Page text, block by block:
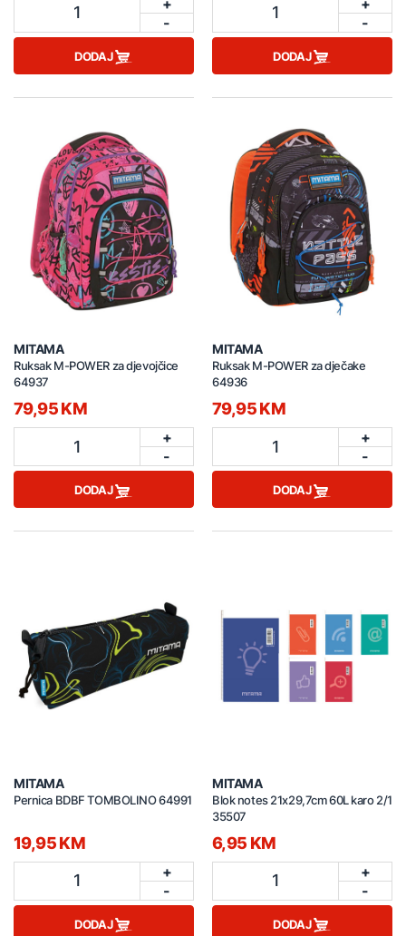
1
-
DODAJ
1
-
DODAJ
MITAMA
Ruksak M-POWER za djevojčice
64937
79,95 KM
1
+
-
DODAJ
MITAMA
Ruksak M-POWER za dječake
64936
79,95 KM
1
+
-
DODAJ
MITAMA
Pernica BDBF TOMBOLINO 64991
19,95 KM
1
+
-
DODAJ
MITAMA
Blok notes 21x29,7cm 60L karo 2/1
35507
6,95 KM
1
+
-
DODAJ